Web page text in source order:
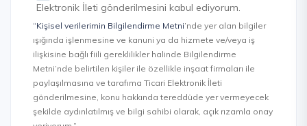
Elektronik İleti gönderilmesini kabul ediyorum.
“Kişisel verilerimin Bilgilendirme Metni’nde yer alan bilgiler
ışığında işlenmesine ve kanuni ya da hizmete ve/veya iş
ilişkisine bağlı fiili gereklilikler halinde Bilgilendirme
Metni’nde belirtilen kişiler ile özellikle inşaat firmaları ile
paylaşılmasına ve tarafıma Ticari Elektronik İleti
gönderilmesine, konu hakkında tereddüde yer vermeyecek
şekilde aydınlatılmış ve bilgi sahibi olarak, açık rızamla onay